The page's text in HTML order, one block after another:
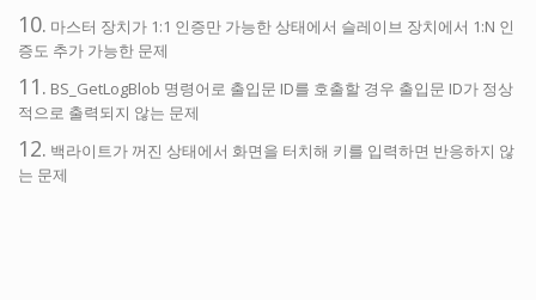
10. 마스터 장치가 1:1 인증만 가능한 상태에서 슬레이브 장치에서 1:N 인
증도 추가 가능한 문제
11. BS_GetLogBlob 명령어로 출입문 ID를 호출할 경우 출입문 ID가 정상
적으로 출력되지 않는 문제
12. 백라이트가 꺼진 상태에서 화면을 터치해 키를 입력하면 반응하지 않
는 문제